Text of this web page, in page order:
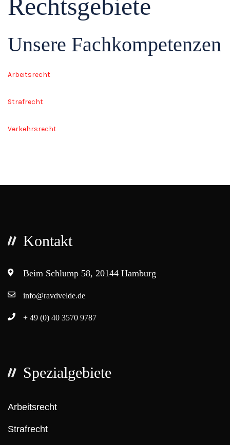
Rechtsgebiete
Unsere Fachkompetenzen
Arbeitsrecht
Strafrecht
Verkehrsrecht
Kontakt
Beim Schlump 58, 20144 Hamburg
info@ravdvelde.de
+ 49 (0) 40 3570 9787
Spezialgebiete
Arbeitsrecht
Strafrecht